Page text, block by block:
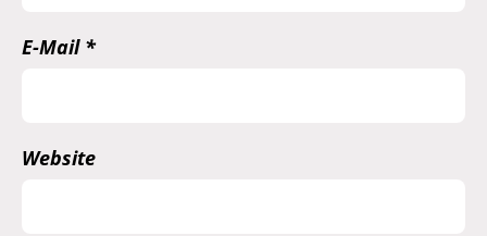
E-Mail *
Website